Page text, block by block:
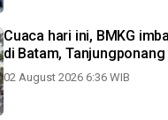
Cuaca hari ini, BMKG
di Batam,
02 August 2026 6:36 WIB